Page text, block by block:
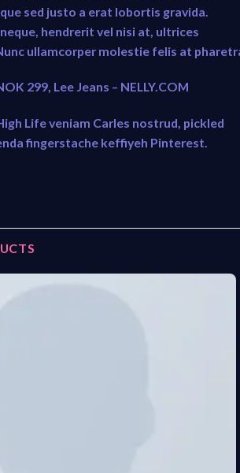
sed justo a erat lobortis gravida.
hendrerit vel nisi at, ultrices
ullamcorper molestie felis at
299, Lee Jeans – NELLY.COM
Life veniam Carles nostrud, pickled
fingerstache keffiyeh Pinterest.